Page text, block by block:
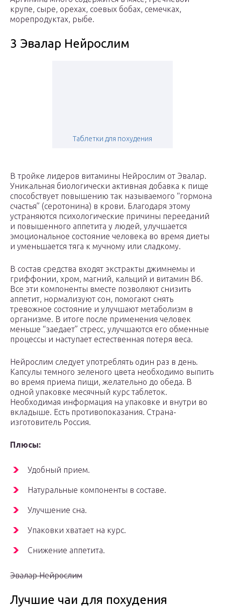
крупе, сыре, орехах, соевых бобах, семечках,
морепродуктах, рыбе.
3 Эвалар Нейрослим
Таблетки для похудения
В тройке лидеров витамины Нейрослим от Эвалар.
Уникальная биологически активная добавка к пище
способствует повышению так называемого “гормона
счастья” (серотонина) в крови. Благодаря этому
устраняются психологические причины перееданий
и повышенного аппетита у людей, улучшается
эмоциональное состояние человека во время диеты
и уменьшается тяга к мучному или сладкому.
В состав средства входят экстракты джимнемы и
гриффонии, хром, магний, кальций и витамин В6.
Все эти компоненты вместе позволяют снизить
аппетит, нормализуют сон, помогают снять
тревожное состояние и улучшают метаболизм в
организме. В итоге после применения человек
меньше “заедает” стресс, улучшаются его обменные
процессы и наступает естественная потеря веса.
Нейрослим следует употреблять один раз в день.
Капсулы темного зеленого цвета необходимо выпить
во время приема пищи, желательно до обеда. В
одной упаковке месячный курс таблеток.
Необходимая информация на упаковке и внутри во
вкладыше. Есть противопоказания. Страна-
изготовитель Россия.
Плюсы:
Удобный прием.
Натуральные компоненты в составе.
Улучшение сна.
Упаковки хватает на курс.
Снижение аппетита.
Эвалар Нейрослим
Лучшие чаи для похудения